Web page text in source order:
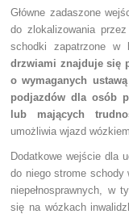
Główne zadaszone
do zlokalizowania
schodki zapatrzone
drzwiami znajduje się
o wymaganych
podjazdów dla osób
lub mających
umożliwia wjazd
Dodatkowe wejście dla
do niego strome schody
niepełnosprawnych, w
się na wózkach